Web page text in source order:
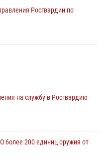
Росгвардии по
автомобиль в Иркутске
области
на службу в Росгвардию
более 200 единиц оружия от